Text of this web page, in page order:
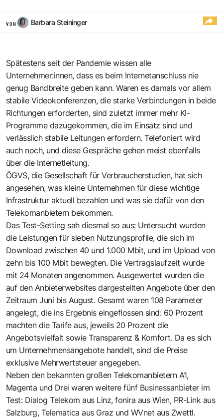
VON Barbara Steininger
Spätestens seit der Pandemie wissen alle
Unternehmer:innen, dass es beim Internetanschluss nie
genug Bandbreite geben kann. Waren es damals vor allem
stabile Videokonferenzen, die starke Verbindungen in beide
Richtungen erforderten, sind zuletzt immer mehr KI-
Programme dazugekommen, die im Einsatz sind und
verlässlich stabile Leitungen erfordern. Telefoniert wird
auch noch, und diese Gespräche gehen meist ebenfalls
über die Internetleitung.
ÖGVS, die Gesellschaft für Verbraucherstudien, hat sich
angesehen, was kleine Unternehmen für diese wichtige
Infrastruktur aktuell bezahlen und was sie dafür von den
Telekomanbietern bekommen.
Das Test-Setting sah diesmal so aus: Untersucht wurden
die Leistungen für sieben Nutzungsprofile, die sich im
Download zwischen 40 und 1.000 Mbit, und im Upload von
zehn bis 100 Mbit bewegten. Die Vertragslaufzeit wurde
mit 24 Monaten angenommen. Ausgewertet wurden die
auf den Anbieterwebsites dargestellten Angebote über den
Zeitraum Juni bis August. Gesamt waren 108 Parameter
angelegt, die ins Ergebnis eingeflossen sind: 60 Prozent
machten die Tarife aus, jeweils 20 Prozent die
Angebotsvielfalt sowie Transparenz & Komfort. Da es sich
um Unternehmensangebote handelt, sind die Preise
exklusive Mehrwertsteuer angegeben.
Neben den bekannten großen Telekomanbietern A1,
Magenta und Drei waren weitere fünf Businessanbieter im
Test: Dialog Telekom aus Linz, fonira aus Wien, PR-Link aus
Salzburg, Telematica aus Graz und WVnet aus Zwettl.